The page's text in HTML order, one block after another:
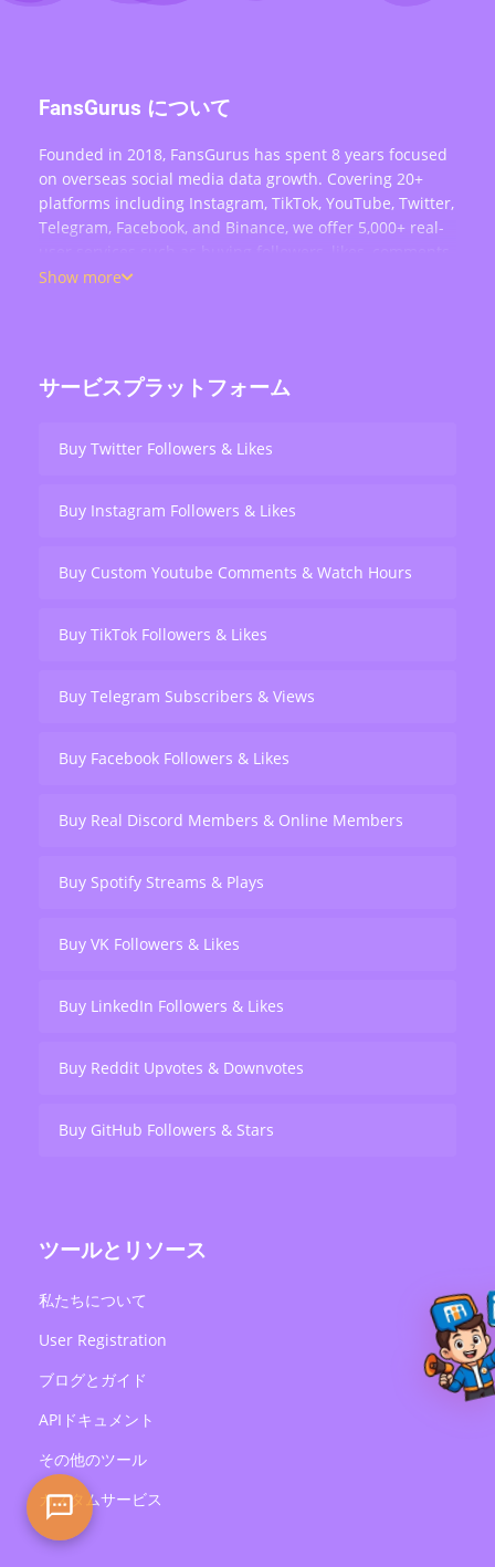
FansGurus について
Founded in 2018, FansGurus has spent 8 years focused
on overseas social media data growth. Covering 20+
platforms including Instagram, TikTok, YouTube, Twitter,
Telegram, Facebook, and Binance, we offer 5,000+ real-
views, retweets, and live stream engagement — serving
Show more
サービスプラットフォーム
Buy Twitter Followers & Likes
Buy Instagram Followers & Likes
Buy Custom Youtube Comments & Watch Hours
Buy TikTok Followers & Likes
Buy Telegram Subscribers & Views
Buy Facebook Followers & Likes
Buy Real Discord Members & Online Members
Buy Spotify Streams & Plays
Buy VK Followers & Likes
Buy LinkedIn Followers & Likes
Buy Reddit Upvotes & Downvotes
Buy GitHub Followers & Stars
ツールとリソース
私たちについて
User Registration
ブログとガイド
APIドキュメント
その他のツール
カスタムサービス